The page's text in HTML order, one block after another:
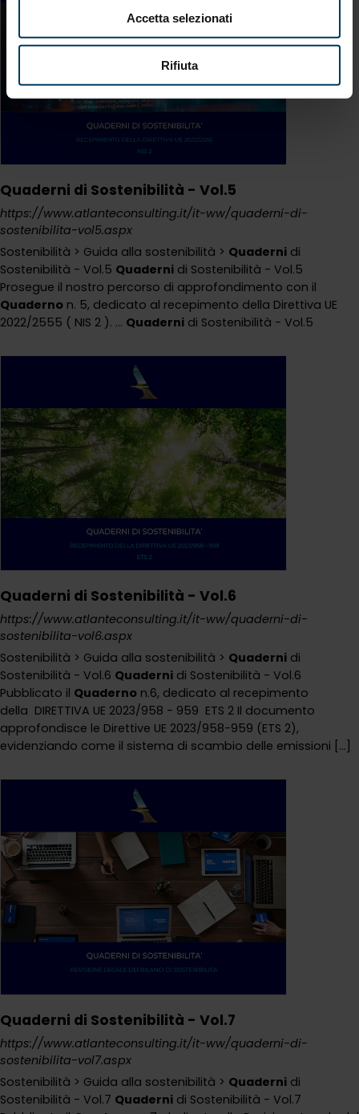
Accetta selezionati
Rifiuta
Quaderni di Sostenibilità - Vol.5
https://www.atlanteconsulting.it/it-ww/quaderni-di-
sostenibilita-vol5.aspx
Sostenibilità > Guida alla sostenibilità > Quaderni di
Sostenibilità - Vol.5 Quaderni di Sostenibilità - Vol.5
Prosegue il nostro percorso di approfondimento con il
Quaderno n. 5, dedicato al recepimento della Direttiva UE
2022/2555 ( NIS 2 ). ... Quaderni di Sostenibilità - Vol.5
Quaderni di Sostenibilità - Vol.6
https://www.atlanteconsulting.it/it-ww/quaderni-di-
sostenibilita-vol6.aspx
Sostenibilità > Guida alla sostenibilità > Quaderni di
Sostenibilità - Vol.6 Quaderni di Sostenibilità - Vol.6
Pubblicato il Quaderno n.6, dedicato al recepimento
della DIRETTIVA UE 2023/958 - 959 ETS 2 Il documento
approfondisce le Direttive UE 2023/958-959 (ETS 2),
evidenziando come il sistema di scambio delle emissioni [...]
Quaderni di Sostenibilità - Vol.7
https://www.atlanteconsulting.it/it-ww/quaderni-di-
sostenibilita-vol7.aspx
Sostenibilità > Guida alla sostenibilità > Quaderni di
Sostenibilità - Vol.7 Quaderni di Sostenibilità - Vol.7